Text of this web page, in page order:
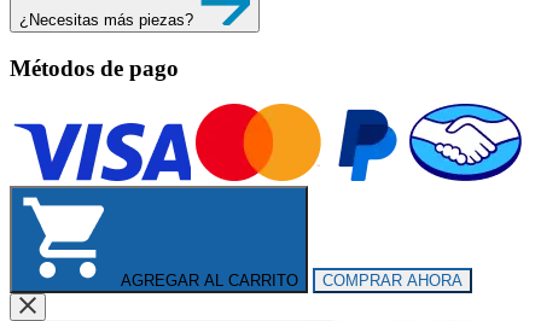
¿Necesitas más piezas?
Métodos de pago
AGREGAR AL CARRITO COMPRAR AHORA